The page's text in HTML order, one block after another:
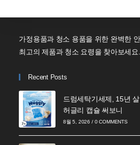
가정용품과 청소 용품을 위한 완벽한
최고의 제품과 청소 요령을 찾아보세요.
Recent Posts
드럼세탁기세제, 15년
허글리 캡슐 써보니
8월 5, 2026 / 0 COMMENTS